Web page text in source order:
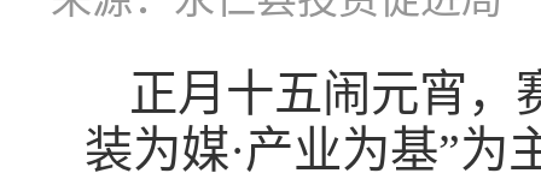
正月十五闹元宵，
装为媒·产业为基”为